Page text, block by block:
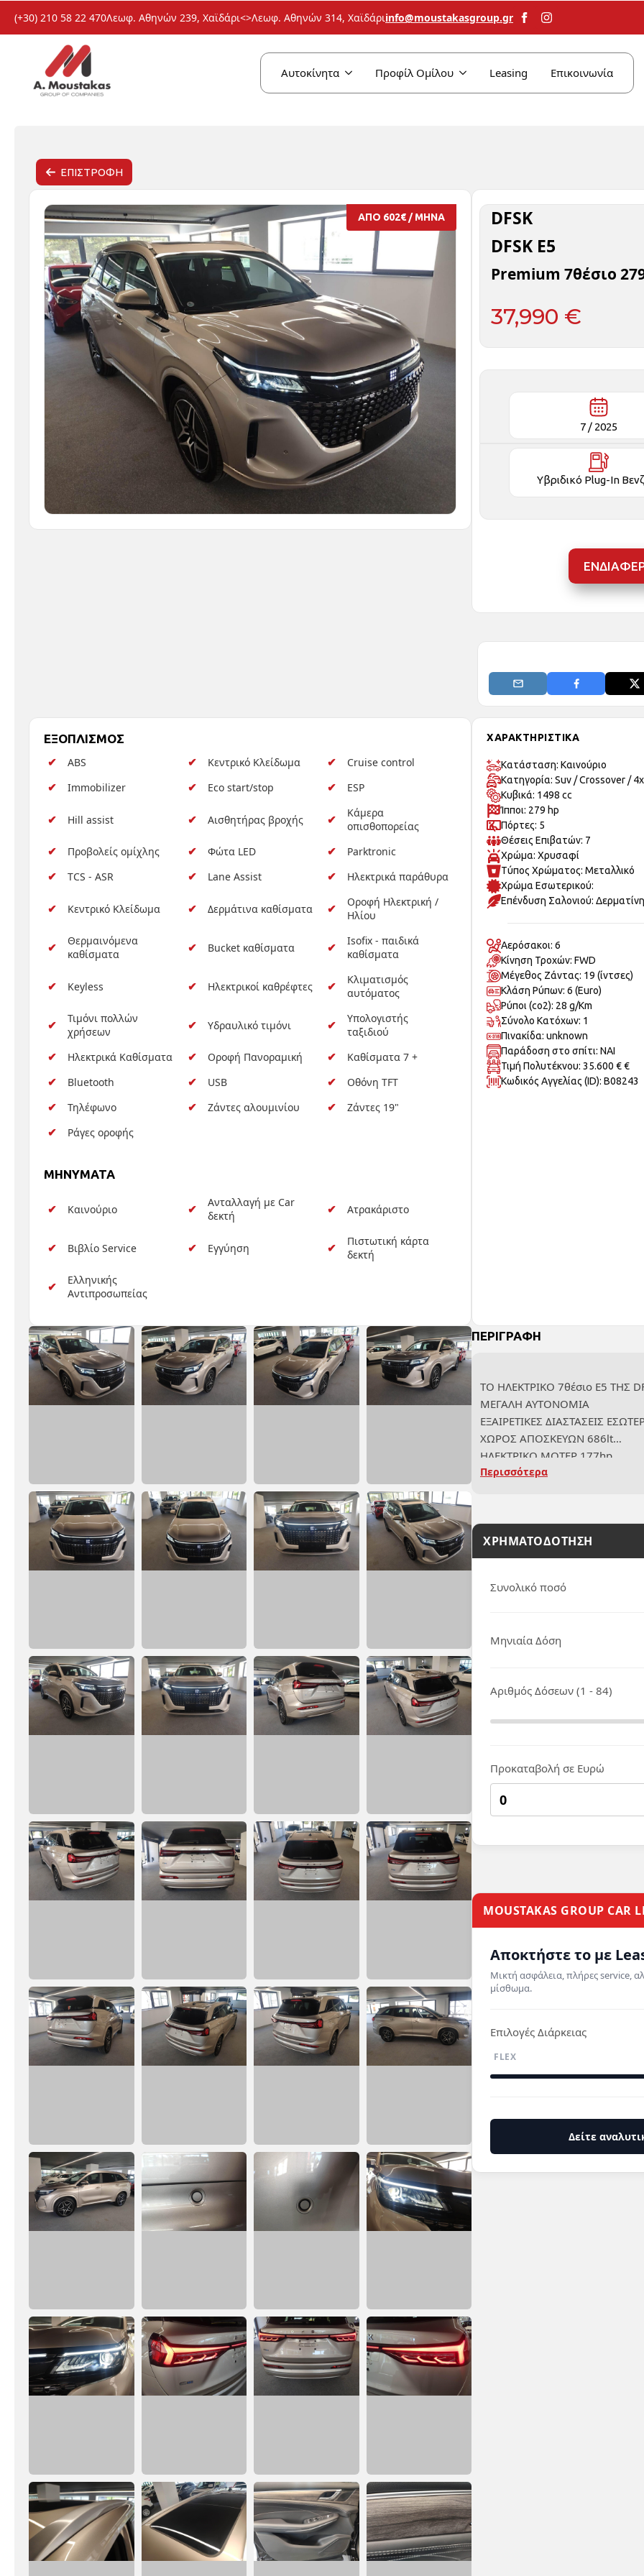
(+30) 210 58 22 470Λεωφ. Αθηνών 239, Χαϊδάρι<>Λεωφ. Αθηνών 314, Χαϊδάριinfo@moustakasgroup.gr
Αυτοκίνητα Προφίλ Ομίλου Leasing Επικοινωνία
ΕΠΙΣΤΡΟΦΗ
ΑΠΟ 602€ / ΜΗΝΑ
DFSK
DFSK E5
Premium 7θέσιο
37,990 €
7 / 2025
Υβριδικό Plug-In
ΕΞΟΠΛΙΣΜΟΣ
ABS
Κεντρικό Κλείδωμα
Cruise control
Immobilizer
Eco start/stop ESP
Hill assist Αισθητήρας βροχής
Κάμερα
οπισθοπορείας
Προβολείς ομίχλης
Φώτα LED
Parktronic
TCS - ASR
Lane Assist Ηλεκτρικά παράθυρα
Κεντρικό Κλείδωμα Δερμάτινα καθίσματα
Οροφή Ηλεκτρική /
Ηλίου
Θερμαινόμενα
καθίσματα
Bucket καθίσματα
Isofix - παιδικά
καθίσματα
Keyless Ηλεκτρικοί καθρέφτες
Κλιματισμός
αυτόματος
Τιμόνι πολλών
χρήσεων
Υδραυλικό τιμόνι
Υπολογιστής
ταξιδιού
Ηλεκτρικά Καθίσματα
Οροφή Πανοραμική
Καθίσματα 7 +
Bluetooth
USB
Οθόνη TFT
Τηλέφωνο
Ζάντες αλουμινίου
Ζάντες 19"
Ράγες οροφής
MHNYMATA
Καινούριο
Ανταλλαγή με Car
δεκτή
Ατρακάριστο
Βιβλίο Service Εγγύηση
Πιστωτική κάρτα
δεκτή
Ελληνικής
Αντιπροσωπείας
ΧΑΡΑΚΤΗΡΙΣΤΙΚΑ
Κατάσταση: Καινούριo
Κατηγορία: Suv / Crossover /
Κυβικά: 1498 cc
Ίπποι: 279 hp
Πόρτες: 5
Θέσεις Επιβατών: 7
Χρώμα: Χρυσαφί
Τύπος Χρώματος: Μεταλλικό
Χρώμα Εσωτερικού:
Επένδυση Σαλονιού: Δερματίνη
Αερόσακοι: 6
Κίνηση Τροχών: FWD
Μέγεθος Ζάντας: 19 (ίντσες)
Κλάση Ρύπων: 6 (Euro)
Ρύποι (co2): 28 g/Km
Σύνολο Κατόχων: 1
Πινακίδα: unknown
Παράδοση στο σπίτι: ΝΑΙ
Τιμή Πολυτέκνου: 35.600 € €
Κωδικός Αγγελίας (ID): B08243
ΠΕΡΙΓΡΑΦΗ
ΤΟ ΗΛΕΚΤΡΙΚΟ 7θέσιο E5 ΤΗΣ
ΜΕΓΑΛΗ ΑΥΤΟΝΟΜΙΑ
ΕΞΑΙΡΕΤΙΚΕΣ ΔΙΑΣΤΑΣΕΙΣ
ΧΩΡΟΣ ΑΠΟΣΚΕΥΩΝ 686lt
ΗΛΕΚΤΡΙΚΟ ΜΟΤΕΡ 177hp
ΗΛΕΚΤΡΙΚΗ ΑΥΤΟΝΟΜΙΑ 70km-
Περισσότερα
ΧΡΗΜΑΤΟΔΟΤΗΣΗ
Συνολικό ποσό
Μηνιαία Δόση
Αριθμός Δόσεων (1 - 84)
Προκαταβολή σε Ευρώ
MOUSTAKAS GROUP CAR
Αποκτήστε το με
Μικτή ασφάλεια, πλήρες service,
μίσθωμα.
Επιλογές Διάρκειας
FLEX
Δείτε